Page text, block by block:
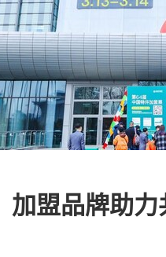
加盟品牌助力